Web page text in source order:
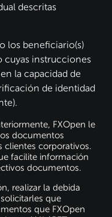
descritas
los beneficiario(s)
cuyas instrucciones
la capacidad de
de identidad
FXOpen le
documentos
clientes corporativos.
facilite información
documentos.
realizar la debida
que
que FXOpen